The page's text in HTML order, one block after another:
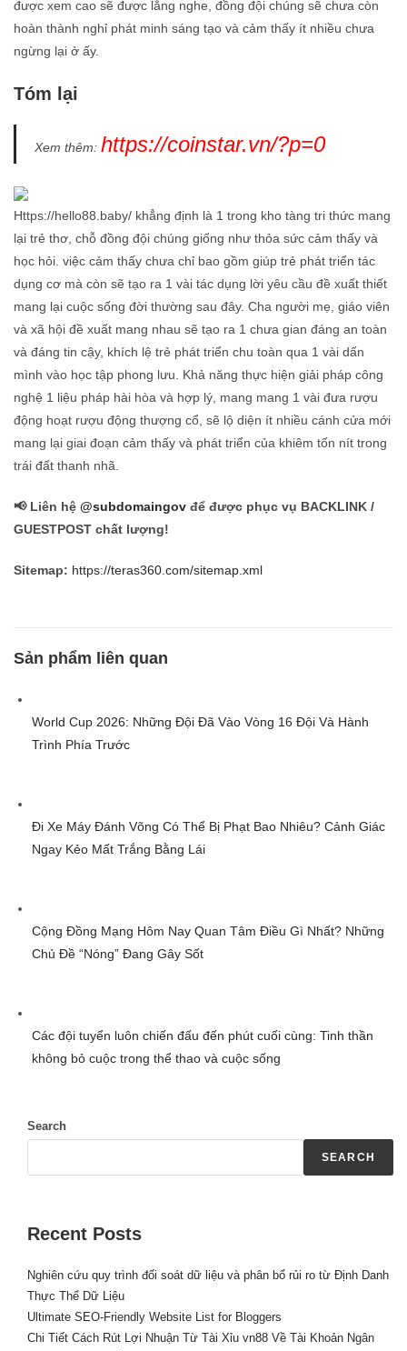
được xem cao sẽ được lắng nghe, đồng đội chúng sẽ chưa còn
hoàn thành nghỉ phát minh sáng tạo và cảm thấy ít nhiều chưa
ngừng lại ở ấy.
Tóm lại
Xem thêm: https://coinstar.vn/?p=0
Https://hello88.baby/ khẳng định là 1 trong kho tàng tri thức mang
lại trẻ thơ, chỗ đồng đội chúng giống như thỏa sức cảm thấy và
học hỏi. việc cảm thấy chưa chỉ bao gồm giúp trẻ phát triển tác
dụng cơ mà còn sẽ tạo ra 1 vài tác dụng lời yêu cầu đề xuất thiết
mang lại cuộc sống đời thường sau đây. Cha người mẹ, giáo viên
và xã hội đề xuất mang nhau sẽ tạo ra 1 chưa gian đáng an toàn
và đáng tin cậy, khích lệ trẻ phát triển chu toàn qua 1 vài dấn
mình vào học tập phong lưu. Khả năng thực hiện giải pháp công
nghệ 1 liệu pháp hài hòa và hợp lý, mang mang 1 vài đưa rượu
động hoạt rượu động thượng cổ, sẽ lộ diện ít nhiều cánh cửa mới
mang lại giai đoạn cảm thấy và phát triển của khiêm tốn nít trong
trái đất thanh nhã.
📢 Liên hệ @subdomaingov để được phục vụ BACKLINK /
GUESTPOST chất lượng!
Sitemap: https://teras360.com/sitemap.xml
Sản phẩm liên quan
World Cup 2026: Những Đội Đã Vào Vòng 16 Đội Và Hành
Trình Phía Trước
Đi Xe Máy Đánh Võng Có Thể Bị Phạt Bao Nhiêu? Cảnh Giác
Ngay Kẻo Mất Trắng Bằng Lái
Cộng Đồng Mạng Hôm Nay Quan Tâm Điều Gì Nhất? Những
Chủ Đề “Nóng” Đang Gây Sốt
Các đội tuyển luôn chiến đấu đến phút cuối cùng: Tinh thần
không bỏ cuộc trong thể thao và cuộc sống
Search
SEARCH
Recent Posts
Nghiên cứu quy trình đối soát dữ liệu và phân bổ rủi ro từ Định Danh
Thực Thể Dữ Liệu
Ultimate SEO-Friendly Website List for Bloggers
Chi Tiết Cách Rút Lợi Nhuận Từ Tài Xỉu vn88 Về Tài Khoản Ngân